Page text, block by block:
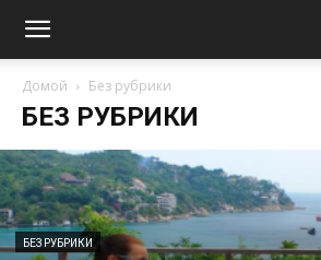
Домой Без рубрики
БЕЗ РУБРИКИ
БЕЗ РУБРИКИ